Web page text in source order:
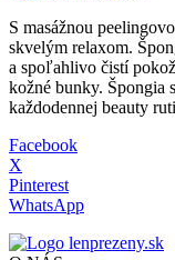
S masážnou
skvelým relaxom.
a spoľahlivo čistí
kožné bunky. Špongia
každodennej beauty
Facebook
X
Pinterest
WhatsApp